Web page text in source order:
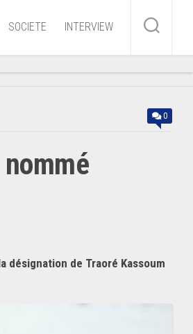
SOCIETE INTERVIEW
0
désignation de Traoré Kassoum